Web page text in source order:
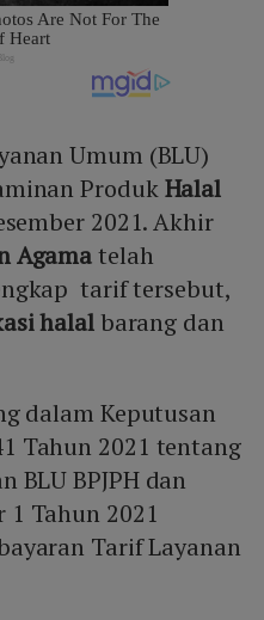
Umum (BLU)
ProdukHalal
2021. Akhir
Agamatelah
tarif tersebut,
halalbarang dan
dalam Keputusan
Tahun 2021 tentang
BLU BPJPH dan
1 Tahun 2021
Tarif Layanan